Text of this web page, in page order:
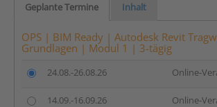
Geplante Termine Inhalt
OPS | BIM Ready | Autodesk Revit
Grundlagen | Modul 1 | 3-tägig
24.08.-26.08.26 Online-
14.09.-16.09.26 Online-